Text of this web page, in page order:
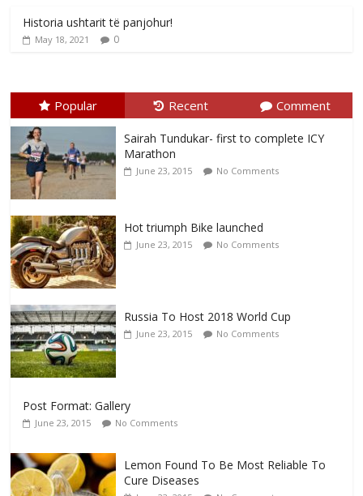
Historia ushtarit të panjohur!
May 18, 2021 0
Popular Recent Comment
Sairah Tundukar- first to complete ICY
Marathon
June 23, 2015 No Comments
Hot triumph Bike launched
June 23, 2015 No Comments
Russia To Host 2018 World Cup
June 23, 2015 No Comments
Post Format: Gallery
June 23, 2015 No Comments
Lemon Found To Be Most Reliable To
Cure Diseases